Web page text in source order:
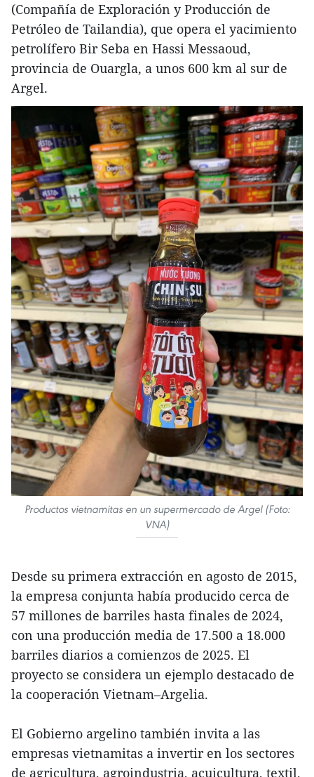
(Compañía de Exploración y Producción de
Petróleo de Tailandia), que opera el yacimiento
petrolífero Bir Seba en Hassi Messaoud,
provincia de Ouargla, a unos 600 km al sur de
Argel.
Productos vietnamitas en un supermercado de Argel (Foto:
VNA)
Desde su primera extracción en agosto de 2015,
la empresa conjunta había producido cerca de
57 millones de barriles hasta finales de 2024,
con una producción media de 17.500 a 18.000
barriles diarios a comienzos de 2025. El
proyecto se considera un ejemplo destacado de
la cooperación Vietnam–Argelia.
El Gobierno argelino también invita a las
empresas vietnamitas a invertir en los sectores
de agricultura, agroindustria, acuicultura, textil,